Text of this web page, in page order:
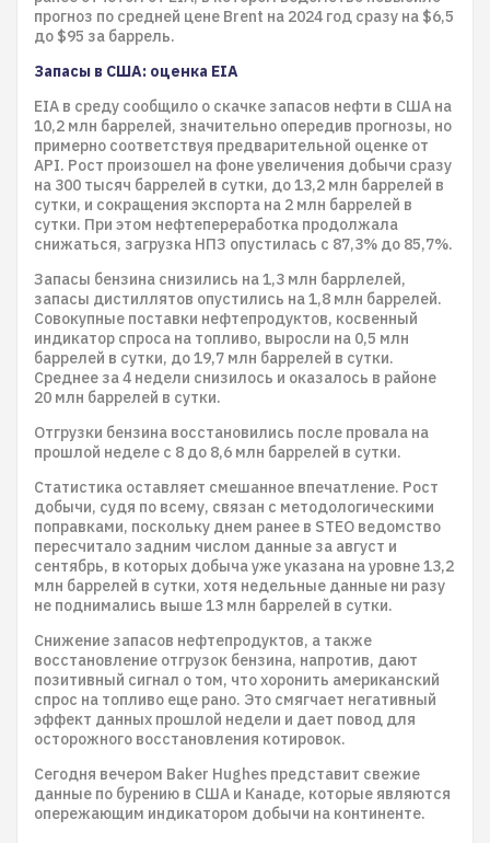
прогноз по средней цене Brent на 2024 год сразу на $6,5
до $95 за баррель.
Запасы в США: оценка EIA
EIA в среду сообщило о скачке запасов нефти в США на
10,2 млн баррелей, значительно опередив прогнозы, но
примерно соответствуя предварительной оценке от
API. Рост произошел на фоне увеличения добычи сразу
на 300 тысяч баррелей в сутки, до 13,2 млн баррелей в
сутки, и сокращения экспорта на 2 млн баррелей в
сутки. При этом нефтепереработка продолжала
снижаться, загрузка НПЗ опустилась с 87,3% до 85,7%.
Запасы бензина снизились на 1,3 млн баррлелей,
запасы дистиллятов опустились на 1,8 млн баррелей.
Совокупные поставки нефтепродуктов, косвенный
индикатор спроса на топливо, выросли на 0,5 млн
баррелей в сутки, до 19,7 млн баррелей в сутки.
Среднее за 4 недели снизилось и оказалось в районе
20 млн баррелей в сутки.
Отгрузки бензина восстановились после провала на
прошлой неделе с 8 до 8,6 млн баррелей в сутки.
Статистика оставляет смешанное впечатление. Рост
добычи, судя по всему, связан с методологическими
поправками, поскольку днем ранее в STEO ведомство
пересчитало задним числом данные за август и
сентябрь, в которых добыча уже указана на уровне 13,2
млн баррелей в сутки, хотя недельные данные ни разу
не поднимались выше 13 млн баррелей в сутки.
Снижение запасов нефтепродуктов, а также
восстановление отгрузок бензина, напротив, дают
позитивный сигнал о том, что хоронить американский
спрос на топливо еще рано. Это смягчает негативный
эффект данных прошлой недели и дает повод для
осторожного восстановления котировок.
Сегодня вечером Baker Hughes представит свежие
данные по бурению в США и Канаде, которые являются
опережающим индикатором добычи на континенте.